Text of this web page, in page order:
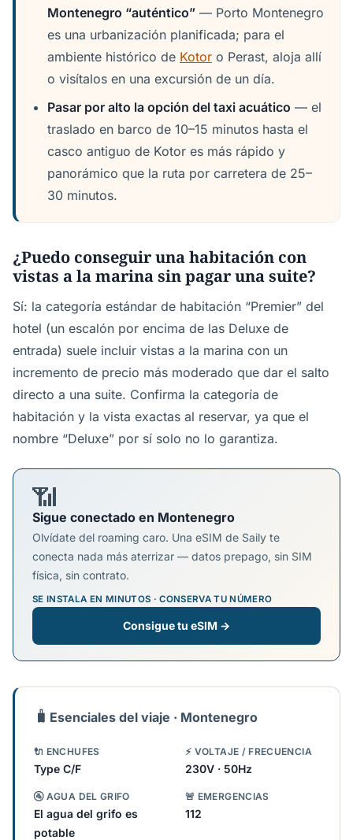
Montenegro “auténtico” — Porto Montenegro
es una urbanización planificada; para el
ambiente histórico de Kotor o Perast, aloja allí
o visítalos en una excursión de un día.
Pasar por alto la opción del taxi acuático — el
traslado en barco de 10–15 minutos hasta el
casco antiguo de Kotor es más rápido y
panorámico que la ruta por carretera de 25–
30 minutos.
¿Puedo conseguir una habitación con
vistas a la marina sin pagar una suite?
Sí: la categoría estándar de habitación “Premier” del
hotel (un escalón por encima de las Deluxe de
entrada) suele incluir vistas a la marina con un
incremento de precio más moderado que dar el salto
directo a una suite. Confirma la categoría de
habitación y la vista exactas al reservar, ya que el
nombre “Deluxe” por sí solo no lo garantiza.
📶
Sigue conectado en Montenegro
Olvídate del roaming caro. Una eSIM de Saily te
conecta nada más aterrizar — datos prepago, sin SIM
física, sin contrato.
SE INSTALA EN MINUTOS · CONSERVA TU NÚMERO
Consigue tu eSIM →
🧳 Esenciales del viaje · Montenegro
🔌 ENCHUFES
Type C/F
⚡ VOLTAJE / FRECUENCIA
230V · 50Hz
🚰 AGUA DEL GRIFO
El agua del grifo es
potable
🚨 EMERGENCIAS
112